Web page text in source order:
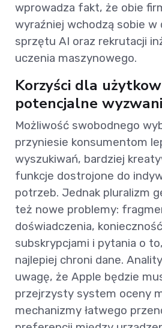
wprowadza fakt, że obie
wyraźniej wchodzą sobie w
sprzętu AI oraz rekrutacji
uczenia maszynowego.
Korzyści dla
potencjalne
Możliwość swobodnego
przyniesie konsumentom
wyszukiwań, bardziej
funkcje dostrojone do
potrzeb. Jednak pluralizm
też nowe problemy:
doświadczenia,
subskrypcjami i pytania o
najlepiej chroni dane.
uwagę, że Apple będzie
przejrzysty system oceny
mechanizmy łatwego